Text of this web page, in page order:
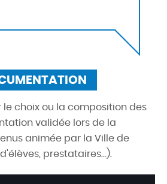
le choix ou la composition des
validée lors de la
animée par la Ville de
prestataires...).